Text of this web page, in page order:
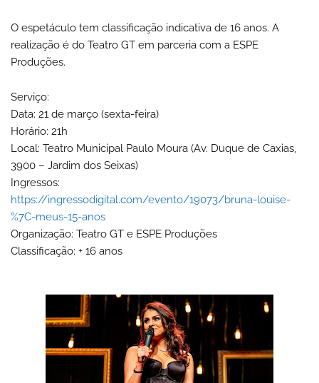
O espetáculo tem classificação indicativa de 16 anos. A
realização é do Teatro GT em parceria com a ESPE
Produções.
Serviço:
Data: 21 de março (sexta-feira)
Horário: 21h
Local: Teatro Municipal Paulo Moura (Av. Duque de Caxias,
3900 – Jardim dos Seixas)
Ingressos:
https://ingressodigital.com/evento/19073/bruna-louise-
%7C-meus-15-anos
Organização: Teatro GT e ESPE Produções
Classificação: + 16 anos